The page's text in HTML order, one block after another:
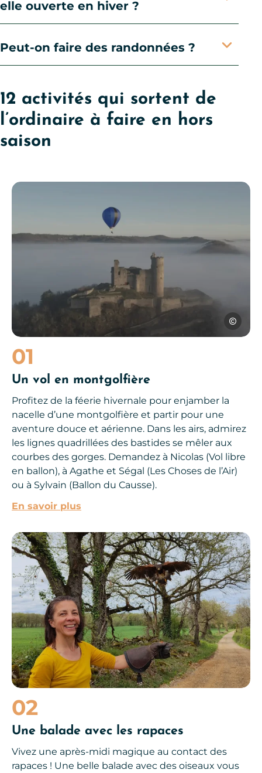
elle ouverte en hiver ?
Peut-on faire des randonnées ?
12 activités qui sortent de
l’ordinaire à faire en hors
saison
01
Un vol en montgolfière
Profitez de la féerie hivernale pour enjamber la
nacelle d’une montgolfière et partir pour une
aventure douce et aérienne. Dans les airs, admirez
les lignes quadrillées des bastides se mêler aux
courbes des gorges. Demandez à Nicolas (Vol libre
en ballon), à Agathe et Ségal (Les Choses de l’Air)
ou à Sylvain (Ballon du Causse).
En savoir plus
Que faire en Aveyron en hiver ?, © Les Choses de l’air
Les
02
Une balade avec les rapaces
Vivez une après-midi magique au contact des
rapaces ! Une belle balade avec des oiseaux vous
Que faire en Aveyron en hiver ?